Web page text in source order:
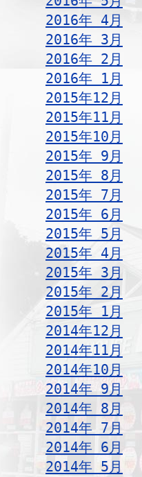
2016年 4月
2016年 3月
2016年 2月
2016年 1月
2015年12月
2015年11月
2015年10月
2015年 9月
2015年 8月
2015年 7月
2015年 6月
2015年 5月
2015年 4月
2015年 3月
2015年 2月
2015年 1月
2014年12月
2014年11月
2014年10月
2014年 9月
2014年 8月
2014年 7月
2014年 6月
2014年 5月